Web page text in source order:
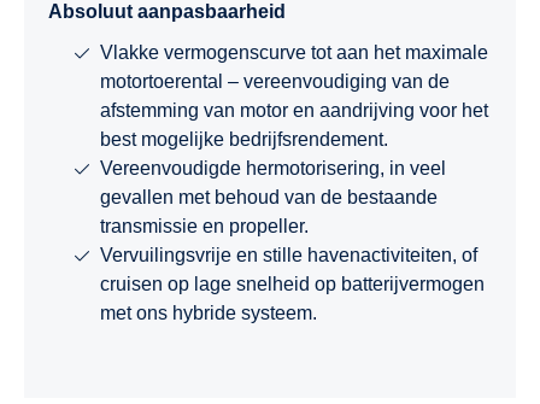
Absoluut aanpasbaarheid
Vlakke vermogenscurve tot aan het maximale
motortoerental – vereenvoudiging van de
afstemming van motor en aandrijving voor het
best mogelijke bedrijfsrendement.
Vereenvoudigde hermotorisering, in veel
gevallen met behoud van de bestaande
transmissie en propeller.
Vervuilingsvrije en stille havenactiviteiten, of
cruisen op lage snelheid op batterijvermogen
met ons hybride systeem.